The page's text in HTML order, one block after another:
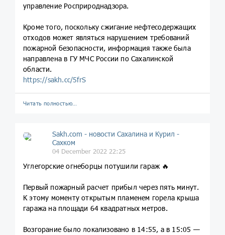
управление Росприроднадзора.
Кроме того, поскольку сжигание нефтесодержащих
отходов может являться нарушением требований
пожарной безопасности, информация также была
направлена в ГУ МЧС России по Сахалинской
области.
https://sakh.cc/5frS
Читать полностью…
Sakh.com - новости Сахалина и Курил -
Сахком
04 December 2022 22:25
Углегорские огнеборцы потушили гараж 🔥
Первый пожарный расчет прибыл через пять минут.
К этому моменту открытым пламенем горела крыша
гаража на площади 64 квадратных метров.
Возгорание было локализовано в 14:55, а в 15:05 —